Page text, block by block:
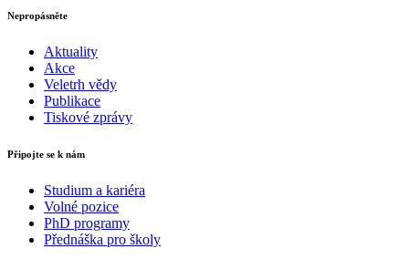
Nepropásněte
Aktuality
Akce
Veletrh vědy
Publikace
Tiskové zprávy
Připojte se k nám
Studium a kariéra
Volné pozice
PhD programy
Přednáška pro školy